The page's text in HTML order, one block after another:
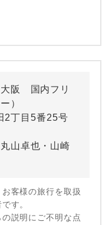
阪 国内フリ
）
2丁目5番25号
山卓也・山崎
客様の旅行を取扱
す。
説明にご不明な点